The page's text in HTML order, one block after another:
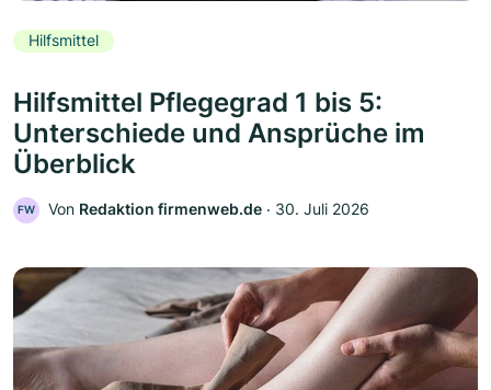
Hilfsmittel
Hilfsmittel Pflegegrad 1 bis 5:
Unterschiede und Ansprüche im
Überblick
FW Von Redaktion firmenweb.de ‧ 30. Juli 2026